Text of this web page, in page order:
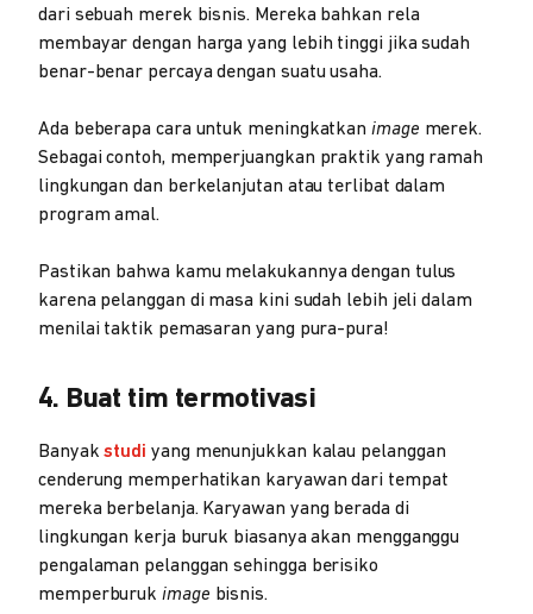
dari sebuah merek bisnis. Mereka bahkan rela
membayar dengan harga yang lebih tinggi jika sudah
benar-benar percaya dengan suatu usaha.
Ada beberapa cara untuk meningkatkanimage merek.
Sebagai contoh, memperjuangkan praktik yang ramah
lingkungan dan berkelanjutan atau terlibat dalam
program amal.
Pastikan bahwa kamu melakukannya dengan tulus
karena pelanggan di masa kini sudah lebih jeli dalam
menilai taktik pemasaran yang pura-pura!
4. Buat tim termotivasi
Banyakstudi yang menunjukkan kalau pelanggan
cenderung memperhatikan karyawan dari tempat
mereka berbelanja. Karyawan yang berada di
lingkungan kerja buruk biasanya akan mengganggu
pengalaman pelanggan sehingga berisiko
memperburukimage bisnis.